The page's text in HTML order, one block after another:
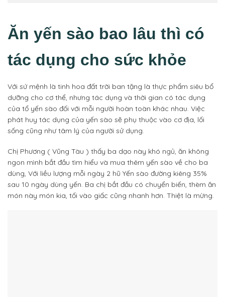
Ăn yến sào bao lâu thì có
tác dụng cho sức khỏe
Với sứ mệnh là tinh hoa đất trời ban tặng là thực phẩm siêu bổ
dưỡng cho cơ thể, nhưng tác dụng và thời gian có tác dụng
của tổ yến sào đối với mỗi người hoàn toàn khác nhau. Việc
phát huy tác dụng của yến sào sẽ phụ thuộc vào cơ địa, lối
sống cũng như tâm lý của người sử dụng.
Chị Phương ( Vũng Tàu ) thấy ba dạo này khó ngủ, ăn không
ngon mình bắt đầu tìm hiểu và mua thêm yến sào về cho ba
dùng, Với liều lượng mỗi ngày 2 hũ Yến sào đường kiêng 35%
sau 10 ngày dùng yến. Ba chị bắt đầu có chuyển biến, thèm ăn
món này món kia, tối vào giấc cũng nhanh hơn. Thiệt là mừng.